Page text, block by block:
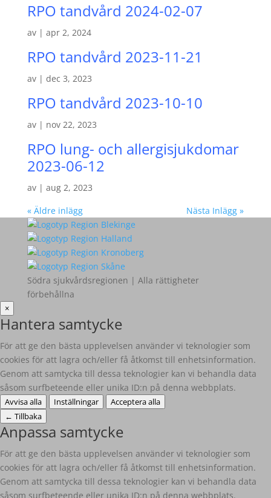
RPO tandvård 2024-02-07
av | apr 2, 2024
RPO tandvård 2023-11-21
av | dec 3, 2023
RPO tandvård 2023-10-10
av | nov 22, 2023
RPO lung- och allergisjukdomar
2023-06-12
av | aug 2, 2023
« Äldre inlägg
Nästa Inlägg »
Södra sjukvårdsregionen | Alla rättigheter
förbehållna
×
Hantera samtycke
För att ge den bästa upplevelsen använder vi teknologier som
cookies för att lagra och/eller få åtkomst till enhetsinformation.
Genom att samtycka till dessa teknologier kan vi behandla data
såsom surfbeteende eller unika ID:n på denna webbplats.
Avvisa alla Inställningar
Acceptera alla
← Tillbaka
Anpassa samtycke
För att ge den bästa upplevelsen använder vi teknologier som
cookies för att lagra och/eller få åtkomst till enhetsinformation.
Genom att samtycka till dessa teknologier kan vi behandla data
såsom surfbeteende eller unika ID:n på denna webbplats.